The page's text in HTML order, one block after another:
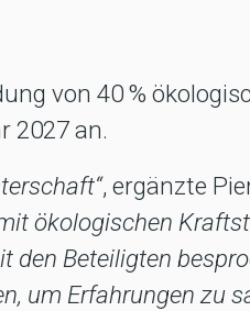
von 40 %
2027 an.
, ergänzte
ökologischen
den Beteiligten
um Erfahrungen zu